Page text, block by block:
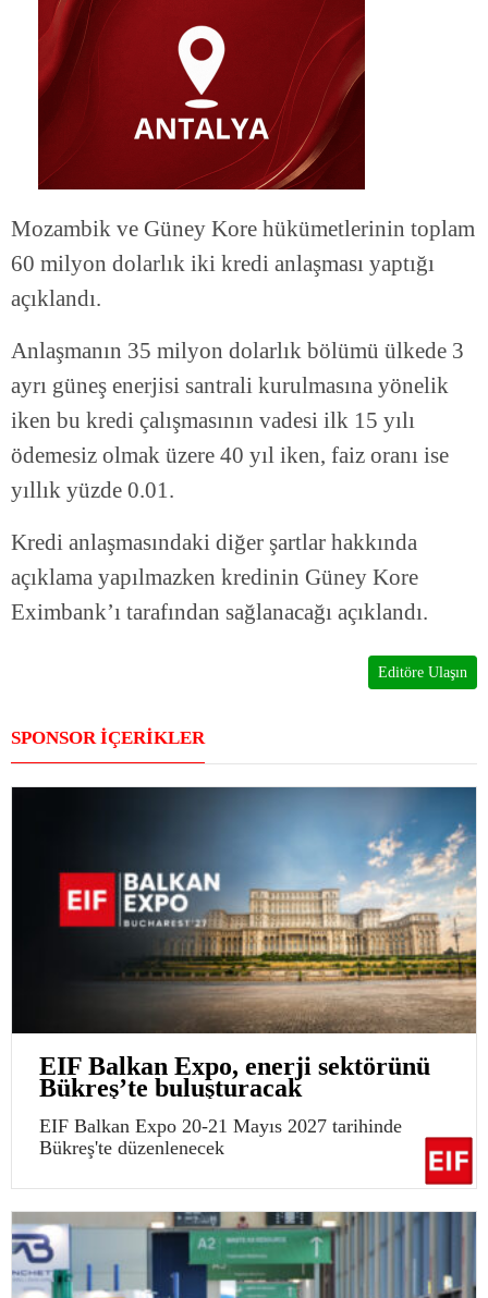
Mozambik ve Güney Kore hükümetlerinin toplam
60 milyon dolarlık iki kredi anlaşması yaptığı
açıklandı.
Anlaşmanın 35 milyon dolarlık bölümü ülkede 3
ayrı güneş enerjisi santrali kurulmasına yönelik
iken bu kredi çalışmasının vadesi ilk 15 yılı
ödemesiz olmak üzere 40 yıl iken, faiz oranı ise
yıllık yüzde 0.01.
Kredi anlaşmasındaki diğer şartlar hakkında
açıklama yapılmazken kredinin Güney Kore
Eximbank’ı tarafından sağlanacağı açıklandı.
Editöre Ulaşın
SPONSOR İÇERİKLER
EIF Balkan Expo, enerji sektörünü
Bükreş’te buluşturacak
EIF Balkan Expo 20-21 Mayıs 2027 tarihinde
Bükreş'te düzenlenecek